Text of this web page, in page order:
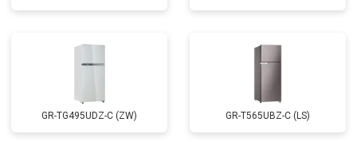
GR-TG495UDZ-C (ZW) GR-T565UBZ-C (LS)